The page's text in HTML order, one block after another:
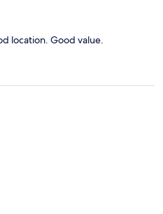
location. Good value.